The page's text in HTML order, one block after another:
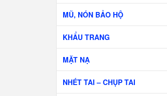
MŨ, NÓN BẢO HỘ
KHẨU TRANG
MẶT NẠ
NHÉT TAI – CHỤP TAI